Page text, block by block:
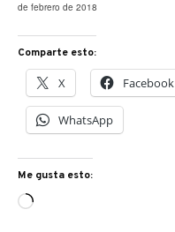
de febrero de 2018
Comparte esto:
X Facebook
WhatsApp
Me gusta esto:
Cargando...